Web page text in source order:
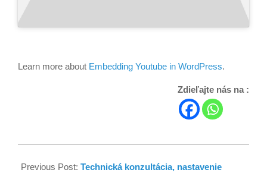
Learn more about Embedding Youtube in WordPress.
Zdieľajte nás na :
Previous Post: Technická konzultácia, nastavenie